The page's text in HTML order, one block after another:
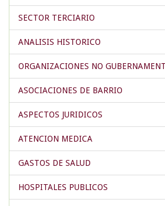
SECTOR TERCIARIO
ANALISIS HISTORICO
ORGANIZACIONES NO
ASOCIACIONES DE BARRIO
ASPECTOS JURIDICOS
ATENCION MEDICA
GASTOS DE SALUD
HOSPITALES PUBLICOS